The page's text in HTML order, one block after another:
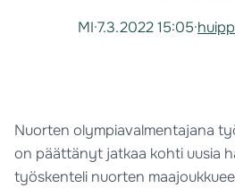
MI·7.3.2022 15:05·
Nuorten olympiavalmentajana
on päättänyt jatkaa kohti uusia
työskenteli nuorten